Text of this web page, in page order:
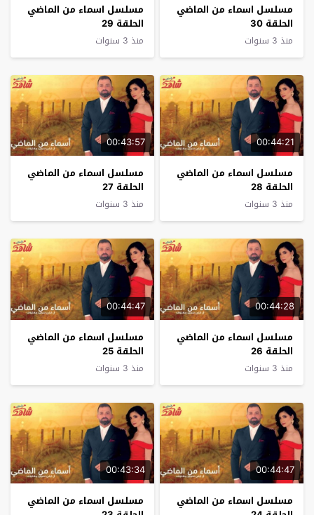
مسلسل اسماء من الماضي
الحلقة 30
منذ 3 سنوات
مسلسل اسماء من الماضي
الحلقة 29
منذ 3 سنوات
00:44:21
مسلسل اسماء من الماضي
الحلقة 28
منذ 3 سنوات
00:43:57
مسلسل اسماء من الماضي
الحلقة 27
منذ 3 سنوات
00:44:28
مسلسل اسماء من الماضي
الحلقة 26
منذ 3 سنوات
00:44:47
مسلسل اسماء من الماضي
الحلقة 25
منذ 3 سنوات
00:44:47
مسلسل اسماء من الماضي
00:43:34
مسلسل اسماء من الماضي